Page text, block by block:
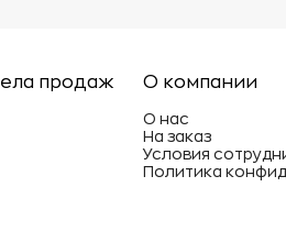
вещи под
Эти
махровые
продаж О компании
О нас
На заказ
Условия
Политика